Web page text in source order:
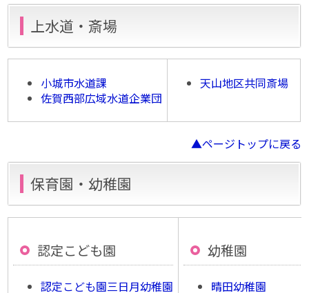
上水道・斎場
小城市水道課
佐賀西部広域水道企業団
天山地区共同斎場
▲ページトップに戻る
保育園・幼稚園
認定こども園
認定こども園三日月幼稚園
幼稚園
晴田幼稚園